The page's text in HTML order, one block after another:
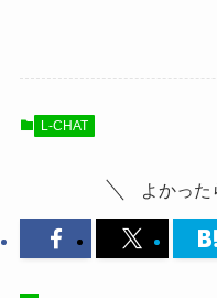
L-CHAT
よかった